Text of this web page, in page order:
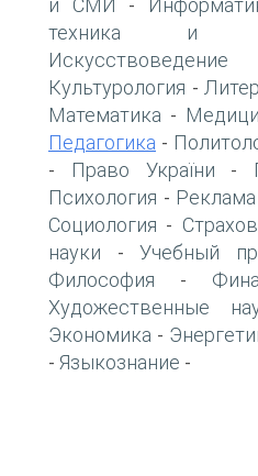
и СМИ -
техника и
Искусствоведение
Культурология -
Математика -
Педагогика -
- Право України -
Психология - Реклама
Социология -
науки - Учебный
Философия -
Художественные
Экономика -
- Языкознание -